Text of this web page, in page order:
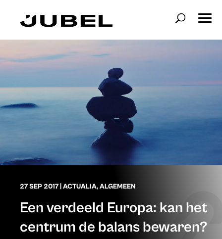
27 SEP 2017 ACTUALIA,ALGEMEEN
Een verdeeld Europa: kan het
centrum de balans bewaren?